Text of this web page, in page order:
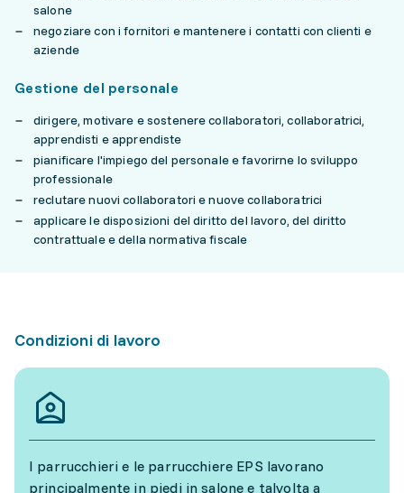
salone
negoziare con i fornitori e mantenere i contatti con clienti e
aziende
Gestione del personale
dirigere, motivare e sostenere collaboratori, collaboratrici,
apprendisti e apprendiste
pianificare l'impiego del personale e favorirne lo sviluppo
professionale
reclutare nuovi collaboratori e nuove collaboratrici
applicare le disposizioni del diritto del lavoro, del diritto
contrattuale e della normativa fiscale
Condizioni di lavoro
I parrucchieri e le parrucchiere EPS lavorano
principalmente in piedi in salone e talvolta a